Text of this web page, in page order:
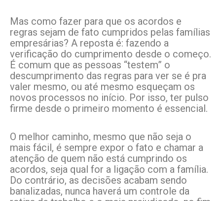
Mas como fazer para que os acordos e
regras sejam de fato cumpridos pelas famílias
empresárias? A reposta é: fazendo a
verificação do cumprimento desde o começo.
É comum que as pessoas “testem” o
descumprimento das regras para ver se é pra
valer mesmo, ou até mesmo esqueçam os
novos processos no início. Por isso, ter pulso
firme desde o primeiro momento é essencial.
O melhor caminho, mesmo que não seja o
mais fácil, é sempre expor o fato e chamar a
atenção de quem não está cumprindo os
acordos, seja qual for a ligação com a família.
Do contrário, as decisões acabam sendo
banalizadas, nunca haverá um controle da